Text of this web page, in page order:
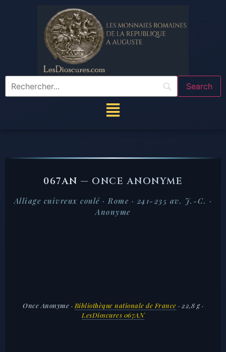
067AN — ONCE ANONYME
Alliage cuivreux coulé · Rome · 241-235 av. J.-C. ·
Anonyme
Once Anonyme · Bibliothèque nationale de France · 22,8 g ·
LesDioscures 067AN